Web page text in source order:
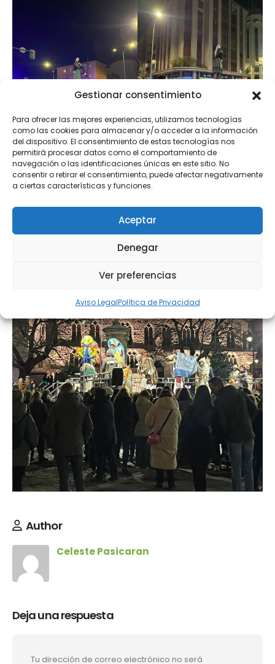
Gestionar consentimiento
Para ofrecer las mejores experiencias, utilizamos tecnologías
como las cookies para almacenar y/o acceder a la información
del dispositivo. El consentimiento de estas tecnologías nos
permitirá procesar datos como el comportamiento de
navegación o las identificaciones únicas en este sitio. No
consentir o retirar el consentimiento, puede afectar negativamente
a ciertas características y funciones.
Aceptar
Denegar
Ver preferencias
Aviso LegalPolítica de Privacidad
Author
Celeste Pasicaran
Deja una respuesta
Tu dirección de correo electrónico no será